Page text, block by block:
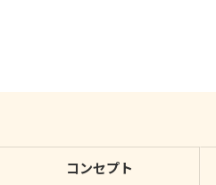
コンセプト